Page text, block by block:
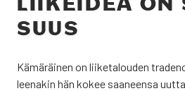
LII­KEI­DEA
SUUS
Kämä­räi­nen on lii­ke­ta­lou­den
lee­na­kin hän kokee saa­neen­sa